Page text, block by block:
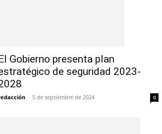
Gobierno presenta plan
de seguridad 2023-
- 5 de septiembre de 2024 0